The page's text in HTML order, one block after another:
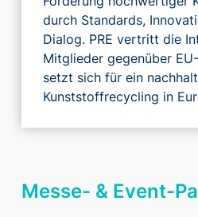
durch Standards,
Dialog. PRE vertritt die
Mitglieder gegenüber
setzt sich für ein
Kunststoffrecycling in
Messe- & Event-